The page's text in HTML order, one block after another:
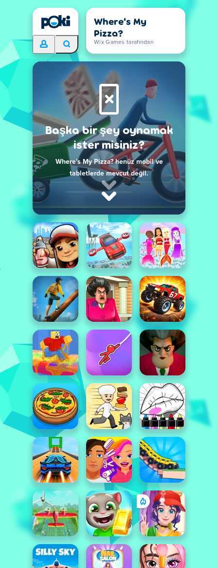
Where's My
Pizza?
Wix Games tarafından
Başka bir şey oynamak
ister misiniz?
Where's My Pizza? henüz mobil ve
tabletlerde mevcut değil.